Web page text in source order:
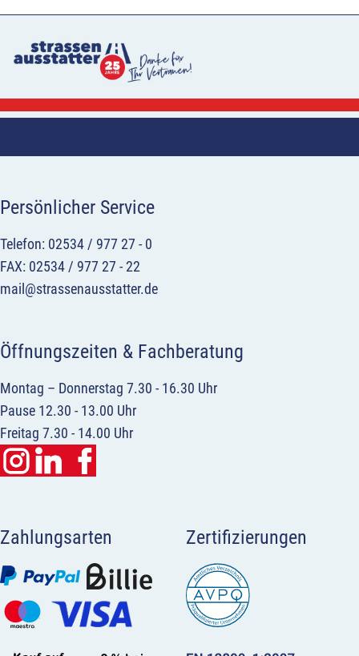
Persönlicher Service
Telefon: 02534 / 977 27 - 0
FAX: 02534 / 977 27 - 22
mail@strassenausstatter.de
Öffnungszeiten & Fachberatung
Montag – Donnerstag 7.30 - 16.30 Uhr
Pause 12.30 - 13.00 Uhr
Freitag 7.30 - 14.00 Uhr
Zahlungsarten Zertifizierungen